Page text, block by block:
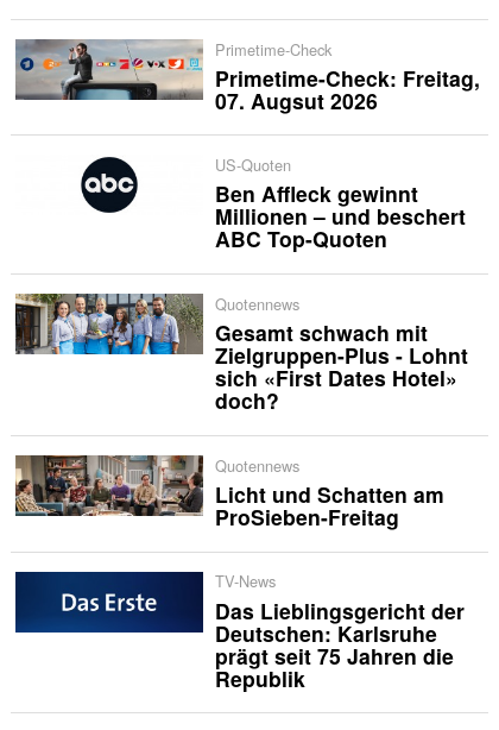
Primetime-Check
Primetime-Check: Freitag,
07. Augsut 2026
US-Quoten
Ben Affleck gewinnt
Millionen – und beschert
ABC Top-Quoten
Quotennews
Gesamt schwach mit
Zielgruppen-Plus - Lohnt
sich «First Dates Hotel»
doch?
Quotennews
Licht und Schatten am
ProSieben-Freitag
TV-News
Das Lieblingsgericht der
Deutschen: Karlsruhe
prägt seit 75 Jahren die
Republik